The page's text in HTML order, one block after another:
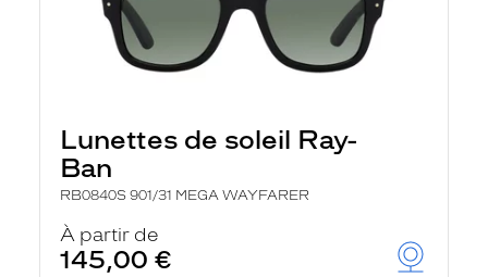
Lunettes de soleil Ray-
Ban
RB0840S 901/31 MEGA WAYFARER
À partir de
145,00 €